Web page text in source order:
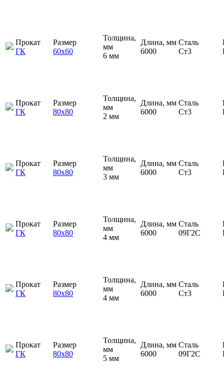
Прокат
ГК
Размер
60х60
Толщина,
мм
6 мм
Длина, мм
6000
Сталь
Ст3
Прокат
ГК
Размер
80х80
Толщина,
мм
2 мм
Длина, мм
6000
Сталь
Ст3
Прокат
ГК
Размер
80х80
Толщина,
мм
3 мм
Длина, мм
6000
Сталь
Ст3
Прокат
ГК
Размер
80х80
Толщина,
мм
4 мм
Длина, мм
6000
Сталь
09Г2С
Прокат
ГК
Размер
80х80
Толщина,
мм
4 мм
Длина, мм
6000
Сталь
Ст3
Прокат
ГК
Размер
80х80
Толщина,
мм
5 мм
Длина, мм
6000
Сталь
09Г2С